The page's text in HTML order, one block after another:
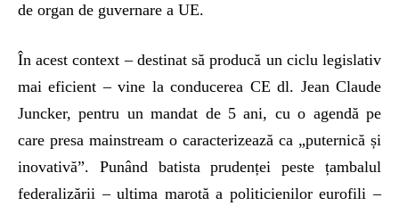
de organ de guvernare a UE.
În acest context – destinat să producă un ciclu legislativ
mai eficient – vine la conducerea CE dl. Jean Claude
Juncker, pentru un mandat de 5 ani, cu o agendă pe
care presa mainstream o caracterizează ca „puternică și
inovativă”. Punând batista prudenței peste țambalul
federalizării – ultima marotă a politicienilor eurofili –